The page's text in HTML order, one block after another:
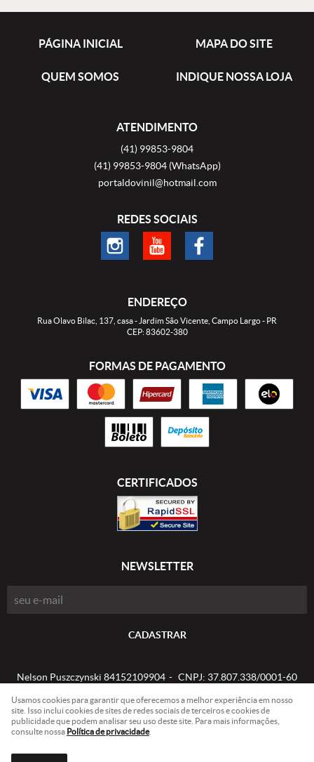
PÁGINA INICIAL MAPA DO SITE
QUEM SOMOS INDIQUE NOSSA LOJA
ATENDIMENTO
(41) 99853-9804
(41)99853-9804 (WhatsApp)
portaldovinil@hotmail.com
REDES SOCIAIS
ENDEREÇO
Rua Olavo Bilac, 137, casa- Jardim São Vicente, Campo Largo- PR
CEP: 83602-380
FORMAS DE PAGAMENTO
CERTIFICADOS
NEWSLETTER
CADASTRAR
Nelson Puszczynski 84152109904 CNPJ: 37.807.338/0001-60
LOJA VIRTUAL CRIADA POR
Usamos cookies para garantir que oferecemos a melhor experiência em nosso
site. Isso inclui cookies de sites de redes sociais de terceiros e cookies de
publicidade que podem analisar seu uso deste site. Para mais informações,
consulte nossa Política de privacidade.